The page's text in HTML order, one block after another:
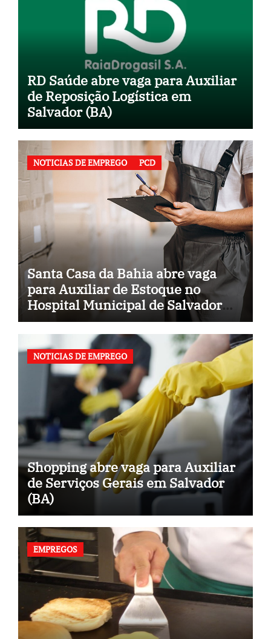
RD Saúde abre vaga para Auxiliar
de Reposição Logística em
Salvador (BA)
NOTICIAS DE EMPREGO PCD
Santa Casa da Bahia abre vaga
para Auxiliar de Estoque no
Hospital Municipal de Salvador
(BA)
NOTICIAS DE EMPREGO
Shopping abre vaga para Auxiliar
de Serviços Gerais em Salvador
(BA)
EMPREGOS